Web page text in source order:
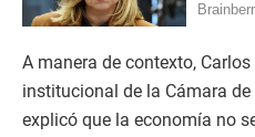
A manera de contexto,
institucional de la Cámara
explicó que la economía no